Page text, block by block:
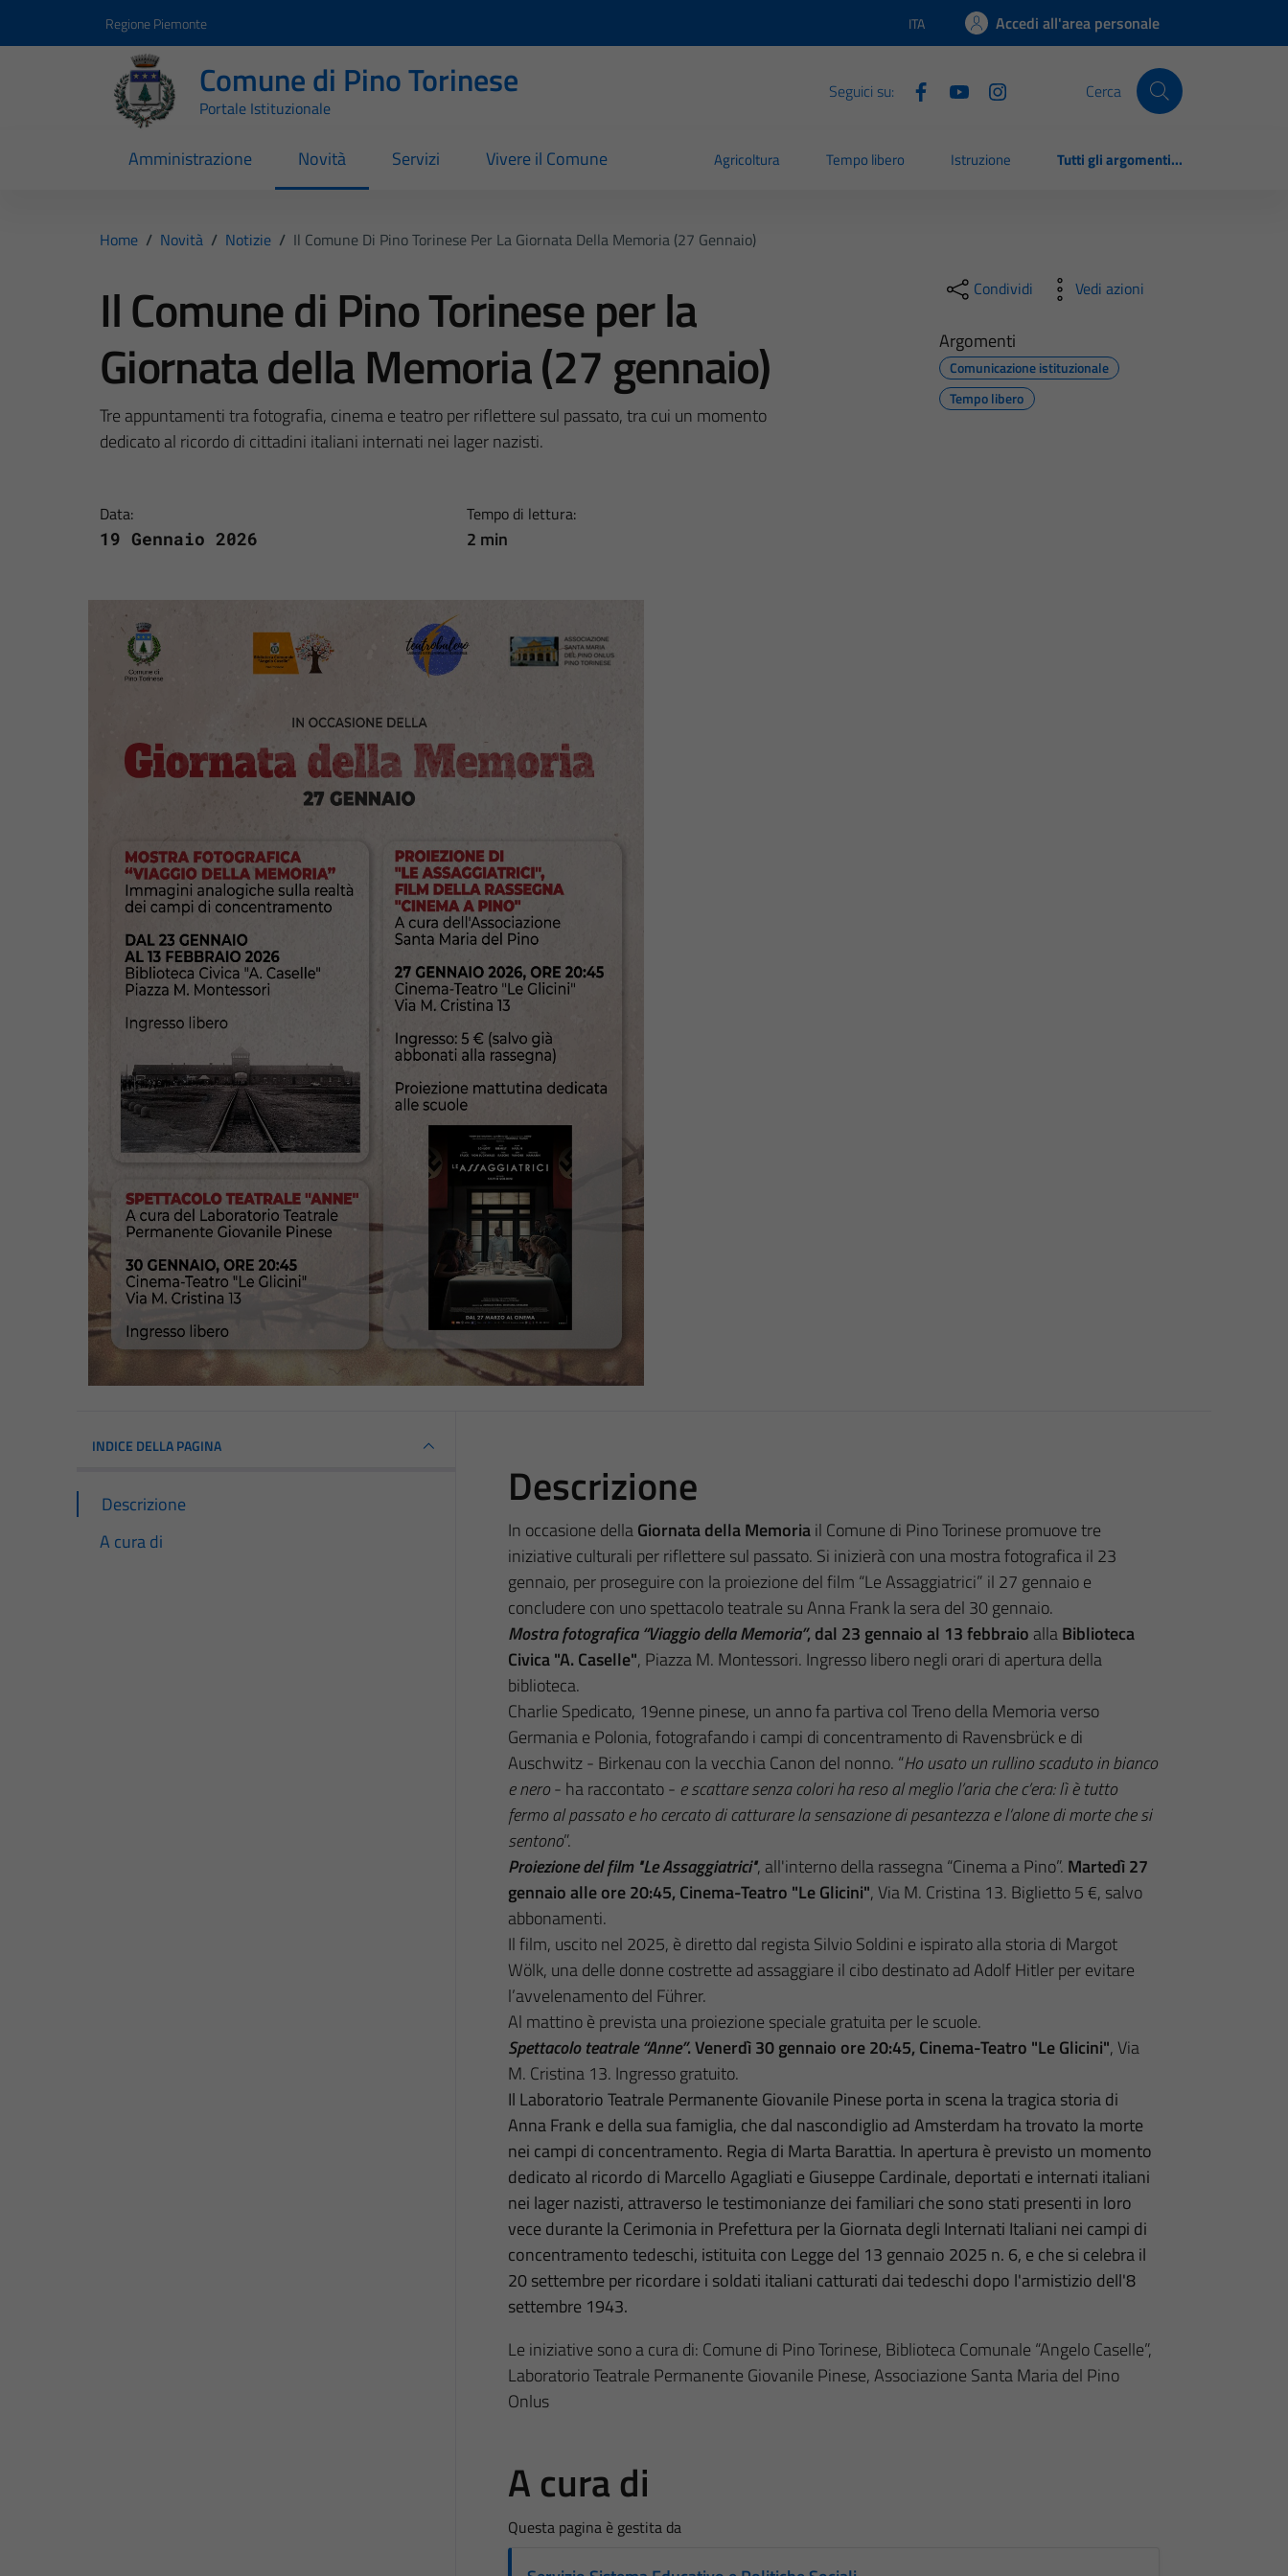
Regione Piemonte Lingua attiva:
ITA Accedi all'area personale
Comune di Pino Torinese
Portale Istituzionale
Seguici su: Cerca
Amministrazione Novità Servizi Vivere il Comune Agricoltura Tempo libero Istruzione Tutti gli argomenti...
Home / Novità / Notizie / Il Comune Di Pino Torinese Per La Giornata Della Memoria (27 Gennaio)
Il Comune di Pino Torinese per la
Giornata della Memoria (27 gennaio)
Tre appuntamenti tra fotografia, cinema e teatro per riflettere sul passato, tra cui un momento
dedicato al ricordo di cittadini italiani internati nei lager nazisti.
Data:
19 Gennaio 2026
Tempo di lettura:
2 min
Condividi Vedi azioni
Argomenti
Comunicazione istituzionale
Tempo libero
INDICE DELLA PAGINA
Descrizione
A cura di
Descrizione
In occasione dellaGiornata della Memoriail Comune di Pino Torinese promuove tre
iniziative culturali per riflettere sul passato. Si inizierà con una mostra fotografica il 23
gennaio, per proseguire con la proiezione del film “Le Assaggiatrici” il 27 gennaio e
concludere con uno spettacolo teatrale su Anna Frank la sera del 30 gennaio.
Mostra fotografica “Viaggio della Memoria”, dal 23 gennaio al 13 febbraio allaBiblioteca
Civica "A. Caselle", Piazza M. Montessori. Ingresso libero negli orari di apertura della
biblioteca.
Charlie Spedicato, 19enne pinese, un anno fa partiva col Treno della Memoria verso
Germania e Polonia, fotografando i campi di concentramento di Ravensbrück e di
Auschwitz - Birkenau con la vecchia Canon del nonno. “Ho usato un rullino scaduto in bianco
e nero- ha raccontato - e scattare senza colori ha reso al meglio l’aria che c’era: lì è tutto
fermo al passato e ho cercato di catturare la sensazione di pesantezza e l’alone di morte che si
sentono”.
Proiezione del film "Le Assaggiatrici", all'interno della rassegna “Cinema a Pino”. Martedì 27
gennaio alle ore 20:45, Cinema-Teatro "Le Glicini", Via M. Cristina 13. Biglietto 5 €, salvo
abbonamenti.
Il film, uscito nel 2025, è diretto dal regista Silvio Soldini e ispirato alla storia di Margot
Wölk, una delle donne costrette ad assaggiare il cibo destinato ad Adolf Hitler per evitare
l’avvelenamento del Führer.
Al mattino è prevista una proiezione speciale gratuita per le scuole.
Spettacolo teatrale “Anne”. Venerdì 30 gennaio ore 20:45, Cinema-Teatro "Le Glicini", Via
M. Cristina 13. Ingresso gratuito.
Il Laboratorio Teatrale Permanente Giovanile Pinese porta in scena la tragica storia di
Anna Frank e della sua famiglia, che dal nascondiglio ad Amsterdam ha trovato la morte
nei campi di concentramento. Regia di Marta Barattia. In apertura è previsto un momento
dedicato al ricordo di Marcello Agagliati e Giuseppe Cardinale, deportati e internati italiani
nei lager nazisti, attraverso le testimonianze dei familiari che sono stati presenti in loro
vece durante la Cerimonia in Prefettura per la Giornata degli Internati Italiani nei campi di
concentramento tedeschi, istituita con Legge del 13 gennaio 2025 n. 6, e che si celebra il
20 settembre per ricordare i soldati italiani catturati dai tedeschi dopo l'armistizio dell'8
settembre 1943.
Le iniziative sono a cura di: Comune di Pino Torinese, Biblioteca Comunale “Angelo Caselle”,
Laboratorio Teatrale Permanente Giovanile Pinese, Associazione Santa Maria del Pino
Onlus
A cura di
Questa pagina è gestita da